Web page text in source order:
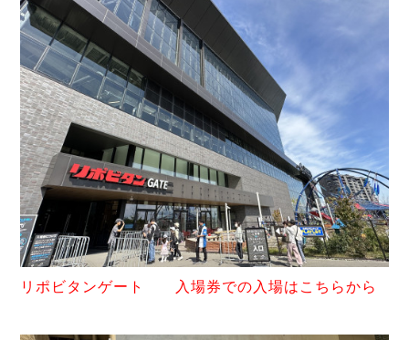
リポビタンゲート 入場券での入場はこちらから